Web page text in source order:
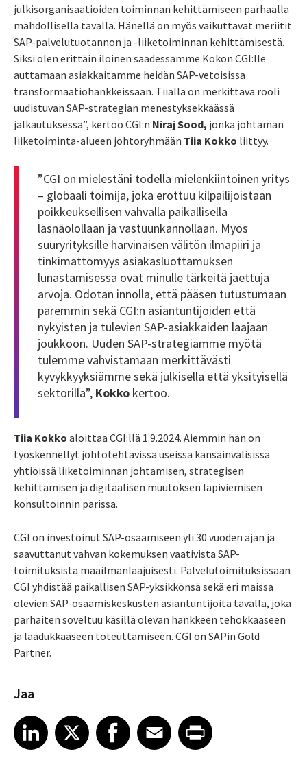
julkisorganisaatioiden toiminnan kehittämiseen parhaalla
mahdollisella tavalla. Hänellä on myös vaikuttavat meriitit
SAP-palvelutuotannon ja -liiketoiminnan kehittämisestä.
Siksi olen erittäin iloinen saadessamme Kokon CGI:lle
auttamaan asiakkaitamme heidän SAP-vetoisissa
transformaatiohankkeissaan. Tiialla on merkittävä rooli
uudistuvan SAP-strategian menestyksekkäässä
jalkautuksessa”, kertoo CGI:n Niraj Sood, jonka johtaman
liiketoiminta-alueen johtoryhmään Tiia Kokko liittyy.
”CGI on mielestäni todella mielenkiintoinen yritys
– globaali toimija, joka erottuu kilpailijoistaan
poikkeuksellisen vahvalla paikallisella
läsnäolollaan ja vastuunkannollaan. Myös
suuryrityksille harvinaisen välitön ilmapiiri ja
tinkimättömyys asiakasluottamuksen
lunastamisessa ovat minulle tärkeitä jaettuja
arvoja. Odotan innolla, että pääsen tutustumaan
paremmin sekä CGI:n asiantuntijoiden että
nykyisten ja tulevien SAP-asiakkaiden laajaan
joukkoon. Uuden SAP-strategiamme myötä
tulemme vahvistamaan merkittävästi
kyvykkyyksiämme sekä julkisella että yksityisellä
sektorilla”, Kokko kertoo.
Tiia Kokko aloittaa CGI:llä 1.9.2024. Aiemmin hän on
työskennellyt johtotehtävissä useissa kansainvälisissä
yhtiöissä liiketoiminnan johtamisen, strategisen
kehittämisen ja digitaalisen muutoksen läpiviemisen
konsultoinnin parissa.
CGI on investoinut SAP-osaamiseen yli 30 vuoden ajan ja
saavuttanut vahvan kokemuksen vaativista SAP-
toimituksista maailmanlaajuisesti. Palvelutoimituksissaan
CGI yhdistää paikallisen SAP-yksikkönsä sekä eri maissa
olevien SAP-osaamiskeskusten asiantuntijoita tavalla, joka
parhaiten soveltuu käsillä olevan hankkeen tehokkaaseen
ja laadukkaaseen toteuttamiseen. CGI on SAPin Gold
Partner.
Jaa
Share article on LinkedIn
LinkedIn
Share article on XShare article on Facebook
Facebook
Share article on Email
EmailShare article on Print